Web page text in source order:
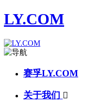
LY.COM
赛孚LY.COM
关于我们 